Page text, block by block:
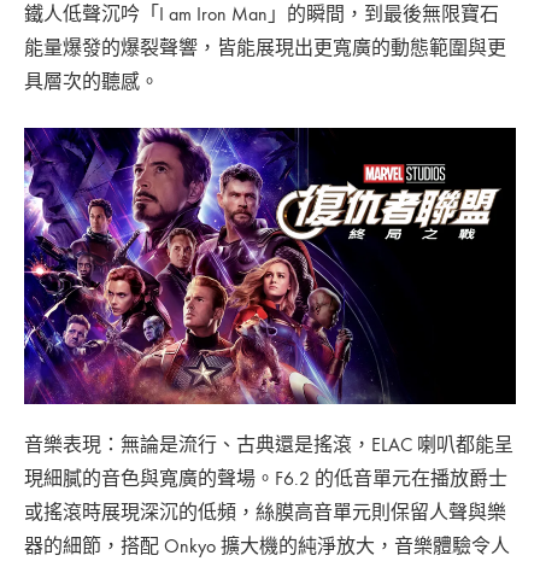
鐵人低聲沉吟「I am Iron Man」的瞬間，到最後無限寶石
能量爆發的爆裂聲響，皆能展現出更寬廣的動態範圍與更
具層次的聽感。
音樂表現：無論是流行、古典還是搖滾，ELAC 喇叭都能呈
現細膩的音色與寬廣的聲場。F6.2 的低音單元在播放爵士
或搖滾時展現深沉的低頻，絲膜高音單元則保留人聲與樂
器的細節，搭配 Onkyo 擴大機的純淨放大，音樂體驗令人